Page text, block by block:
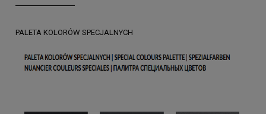
PALETA KOLORÓW SPECJALNYCH